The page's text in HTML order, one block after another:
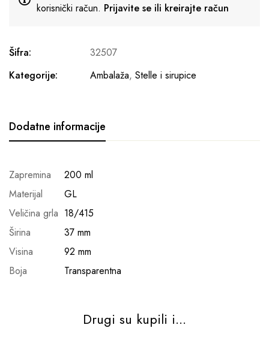
korisnički račun. Prijavite se ili kreirajte račun
Šifra:
32507
Kategorije:
Ambalaža, Stelle i sirupice
Dodatne informacije
Zapremina
200 ml
Materijal
GL
Veličina grla 18/415
Širina
37 mm
Visina
92 mm
Boja
Transparentna
Drugi su kupili i...